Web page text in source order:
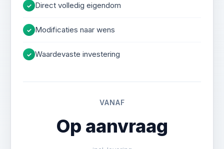
✓ Direct volledig eigendom
✓ Modificaties naar wens
✓ Waardevaste investering
VANAF
Op aanvraag